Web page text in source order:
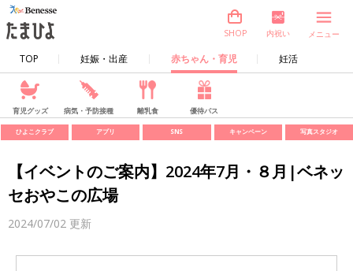
TOP 妊娠・出産 赤ちゃん・育児 妊活
SHOP 内祝い メニュー
育児グッズ 病気・予防接種 離乳食 優待パス
ひよこクラブ アプリ SNS キャンペーン 写真スタジオ
【イベントのご案内】2024年7月・８月|ベネッ
セおやこの広場
2024/07/02 更新